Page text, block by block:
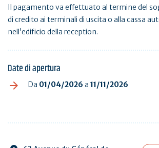
Il pagamento va effettuato al termine del
di credito ai terminali di uscita o alla cassa
nell’edificio della reception.
Date di apertura
Da 01/04/2026 a 11/11/2026